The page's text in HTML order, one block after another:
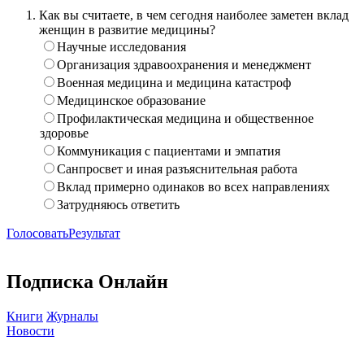
Как вы считаете, в чем сегодня наиболее заметен вклад
женщин в развитие медицины?
Научные исследования
Организация здравоохранения и менеджмент
Военная медицина и медицина катастроф
Медицинское образование
Профилактическая медицина и общественное
здоровье
Коммуникация с пациентами и эмпатия
Санпросвет и иная разъяснительная работа
Вклад примерно одинаков во всех направлениях
Затрудняюсь ответить
ГолосоватьРезультат
Подписка Онлайн
Книги Журналы
Новости